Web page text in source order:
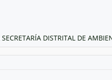
DISTRITAL DE